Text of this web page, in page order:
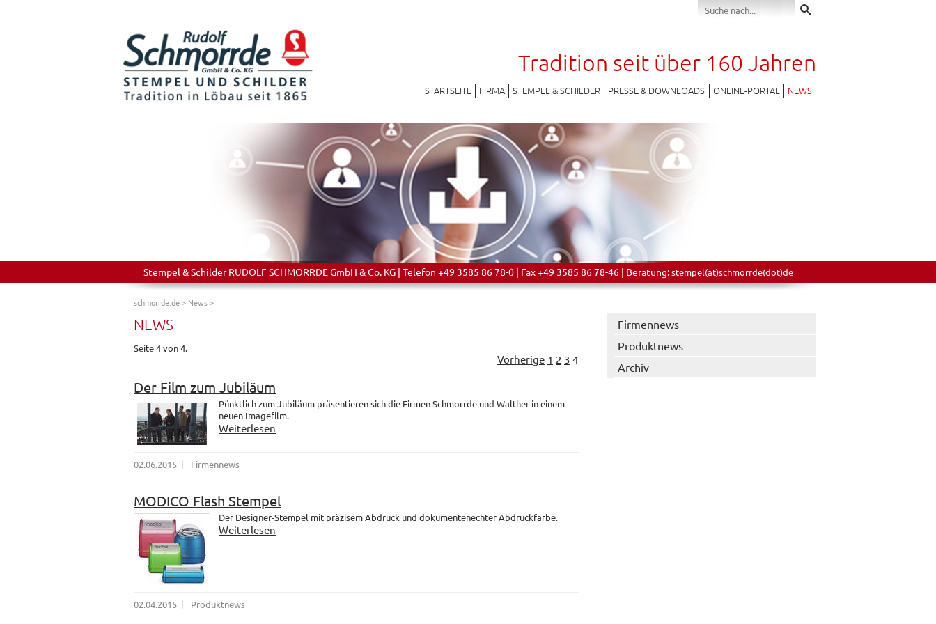
Tradition seit über 160 Jahren
STARTSEITE FIRMA STEMPEL & SCHILDER PRESSE & DOWNLOADS ONLINE-PORTAL NEWS
Stempel & Schilder RUDOLF SCHMORRDE GmbH & Co. KG | Telefon +49 3585 86 78-0 | Fax +49 3585 86 78-46 | Beratung:stempel(at)schmorrde(dot)de
schmorrde.de> News>
NEWS
Seite 4 von 4.
Vorherige 1 2 3 4
Der Film zum Jubiläum
Pünktlich zum Jubiläum präsentieren sich die Firmen Schmorrde und Walther in einem
neuen Imagefilm.
Weiterlesen
02.06.2015 Firmennews
MODICO Flash Stempel
Der Designer-Stempel mit präzisem Abdruck und dokumentenechter Abdruckfarbe.
Weiterlesen
02.04.2015 Produktnews
Firmennews
Produktnews
Archiv